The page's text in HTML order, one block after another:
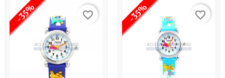
-35% favorite_border -35% favorite_border